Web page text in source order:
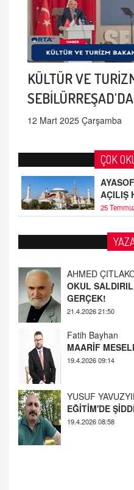
KÜLTÜR VE
SEBİLÜRREŞAD'DA
12 Mart 2025 Çarşamba
ÇOK
AÇILIŞ
25
Fatih Bayhan
MAARİF
19.4.2026 09:14
YUSUF
EĞİTİM'DE
19.4.2026 08:58
AHMED
OKUL
GERÇEK!